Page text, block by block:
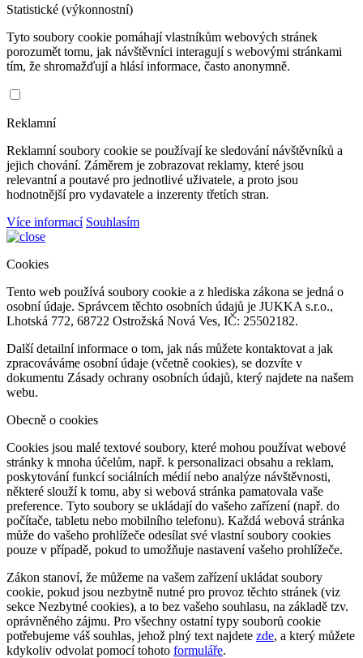
Statistické (výkonnostní)
Tyto soubory cookie pomáhají vlastníkům webových stránek
porozumět tomu, jak návštěvníci interagují s webovými stránkami
tím, že shromažďují a hlásí informace, často anonymně.
Reklamní
Reklamní soubory cookie se používají ke sledování návštěvníků a
jejich chování. Záměrem je zobrazovat reklamy, které jsou
relevantní a poutavé pro jednotlivé uživatele, a proto jsou
hodnotnější pro vydavatele a inzerenty třetích stran.
Více informací Souhlasím
Cookies
Tento web používá soubory cookie a z hlediska zákona se jedná o
osobní údaje. Správcem těchto osobních údajů je JUKKA s.r.o.,
Lhotská 772, 68722 Ostrožská Nová Ves, IČ: 25502182.
Další detailní informace o tom, jak nás můžete kontaktovat a jak
zpracováváme osobní údaje (včetně cookies), se dozvíte v
dokumentu Zásady ochrany osobních údajů, který najdete na našem
webu.
Obecně o cookies
Cookies jsou malé textové soubory, které mohou používat webové
stránky k mnoha účelům, např. k personalizaci obsahu a reklam,
poskytování funkcí sociálních médií nebo analýze návštěvnosti,
některé slouží k tomu, aby si webová stránka pamatovala vaše
preference. Tyto soubory se ukládají do vašeho zařízení (např. do
počítače, tabletu nebo mobilního telefonu). Každá webová stránka
může do vašeho prohlížeče odesílat své vlastní soubory cookies
pouze v případě, pokud to umožňuje nastavení vašeho prohlížeče.
Zákon stanoví, že můžeme na vašem zařízení ukládat soubory
cookie, pokud jsou nezbytně nutné pro provoz těchto stránek (viz
sekce Nezbytné cookies), a to bez vašeho souhlasu, na základě tzv.
oprávněného zájmu. Pro všechny ostatní typy souborů cookie
potřebujeme váš souhlas, jehož plný text najdete zde, a který můžete
kdykoliv odvolat pomocí tohoto formuláře.